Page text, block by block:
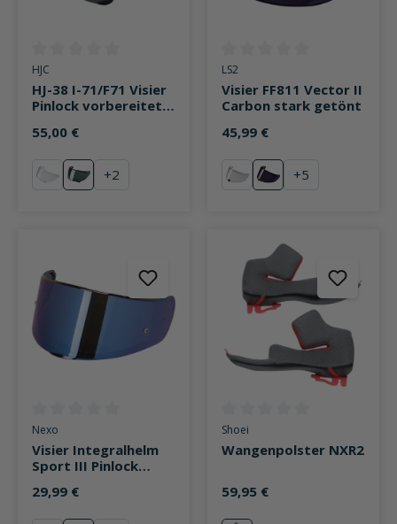
Durchschnittliche Bewertung von 0 von 5 Sternen
HJC
HJ-38 I-71/F71 Visier
Pinlock vorbereitet
55,00 €
klar stark getönt
+2
Durchschnittliche Bewertung
LS2
Visier FF811 Vector II
Carbon stark getönt
45,99 €
klar stark getönt
+5
Durchschnittliche Bewertung von 0 von 5 Sternen
Nexo
Visier Integralhelm
Sport III Pinlock
verspiegelt
29,99 €
Durchschnittliche Bewertung
Shoei
Wangenpolster NXR2
59,95 €